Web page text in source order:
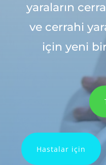
yaraların
ve cerrahi
için yeni
Hastalar için